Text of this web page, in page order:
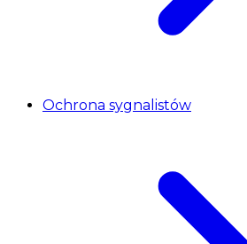
Ochrona sygnalistów